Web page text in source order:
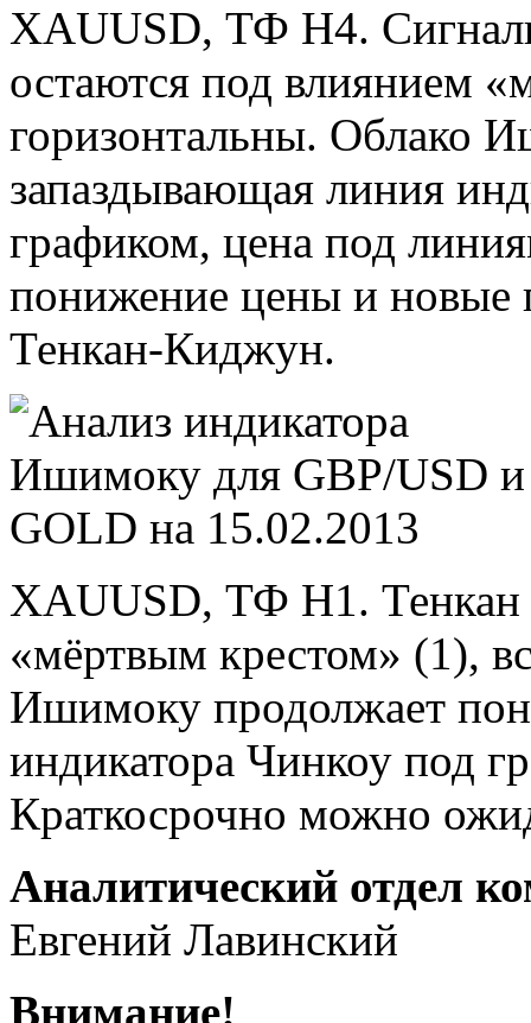
XAUUSD, ТФ Н4.
остаются под влиянием
горизонтальны. Облако
запаздывающая линия
графиком, цена под
понижение цены и новые
Тенкан-Киджун.
XAUUSD, ТФ Н1.
«мёртвым крестом» (1),
Ишимоку продолжает
индикатора Чинкоу под
Краткосрочно можно
Аналитический отдел
Евгений Лавинский
Внимание!